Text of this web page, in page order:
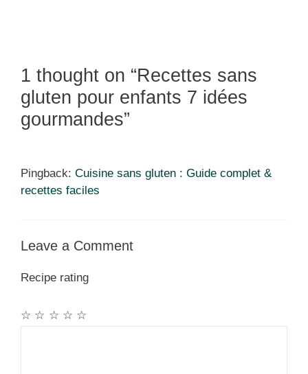
1 thought on “Recettes sans
gluten pour enfants 7 idées
gourmandes”
Pingback: Cuisine sans gluten : Guide complet &
recettes faciles
Leave a Comment
Recipe rating
☆
☆
☆
☆
☆